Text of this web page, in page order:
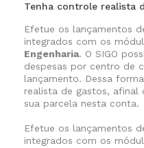
Tenha controle realista
Efetue os lançamentos
integrados com os
Engenharia. O SIGO
despesas por centro de
lançamento. Dessa
realista de gastos, afinal
sua parcela nesta conta.
Efetue os lançamentos
integrados com os